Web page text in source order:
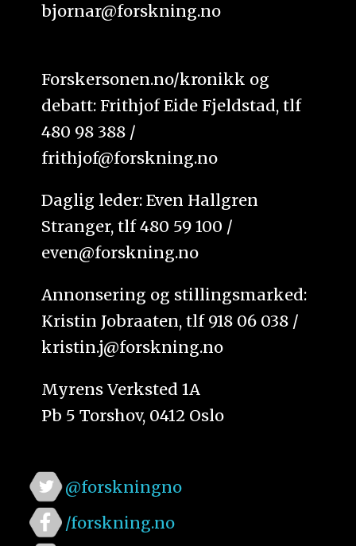
bjornar@forskning.no
Forskersonen.no/kronikk og
debatt: Frithjof Eide Fjeldstad, tlf
480 98 388 /
frithjof@forskning.no
Daglig leder: Even Hallgren
Stranger, tlf 480 59 100 /
even@forskning.no
Annonsering og stillingsmarked:
Kristin Jobraaten, tlf 918 06 038 /
kristin.j@forskning.no
Myrens Verksted 1A
Pb 5 Torshov, 0412 Oslo
@forskningno
/forskning.no